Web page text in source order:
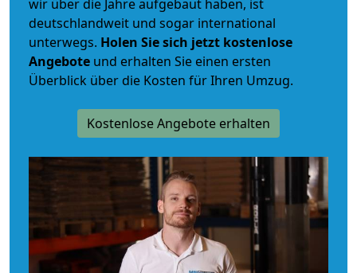
wir über die Jahre aufgebaut haben, ist
deutschlandweit und sogar international
unterwegs. Holen Sie sich jetzt kostenlose
Angebote und erhalten Sie einen ersten
Überblick über die Kosten für Ihren Umzug.
Kostenlose Angebote erhalten